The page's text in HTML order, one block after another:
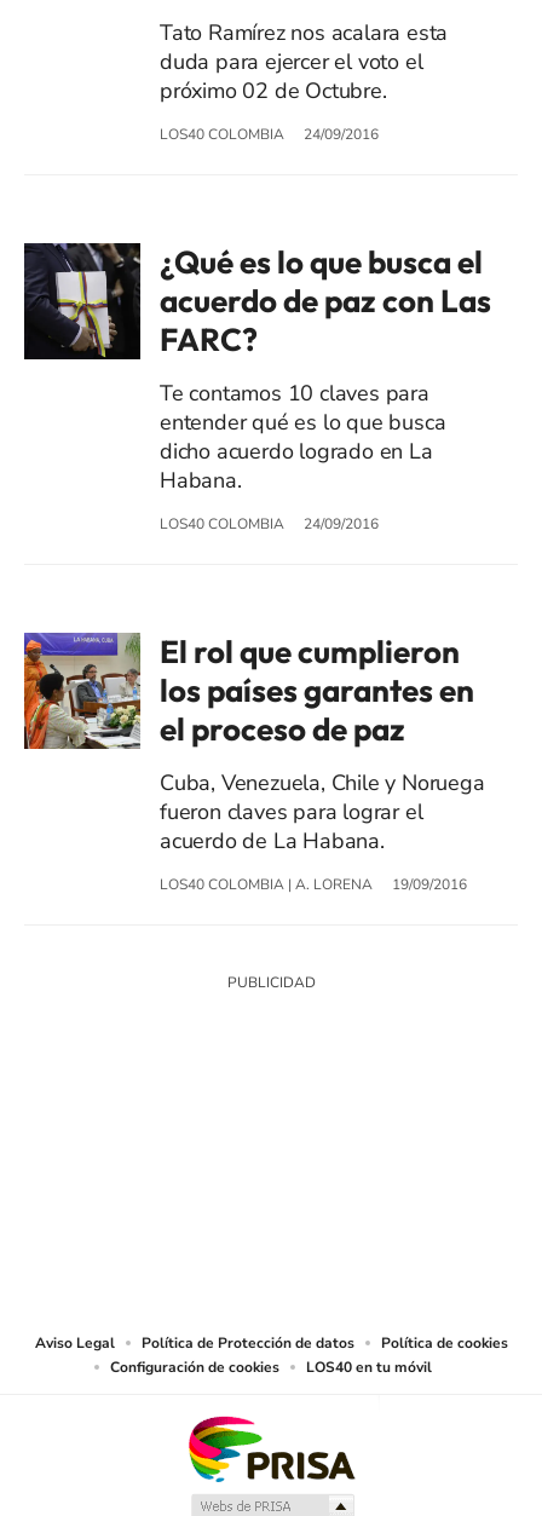
Tato Ramírez nos acalara esta
duda para ejercer el voto el
próximo 02 de Octubre.
LOS40 COLOMBIA 24/09/2016
¿Qué es lo que busca el
acuerdo de paz con Las
FARC?
Te contamos 10 claves para
entender qué es lo que busca
dicho acuerdo logrado en La
Habana.
LOS40 COLOMBIA 24/09/2016
El rol que cumplieron
los países garantes en
el proceso de paz
Cuba, Venezuela, Chile y Noruega
fueron claves para lograr el
acuerdo de La Habana.
LOS40 COLOMBIA | A. LORENA 19/09/2016
Aviso Legal Política de Protección de datos
Política de cookies
Configuración de cookies
LOS40 en tu móvil